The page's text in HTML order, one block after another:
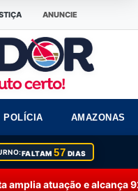
ANUNCIE
POLÍCIA AMAZONAS
FALTAM57 DIAS
92% dos